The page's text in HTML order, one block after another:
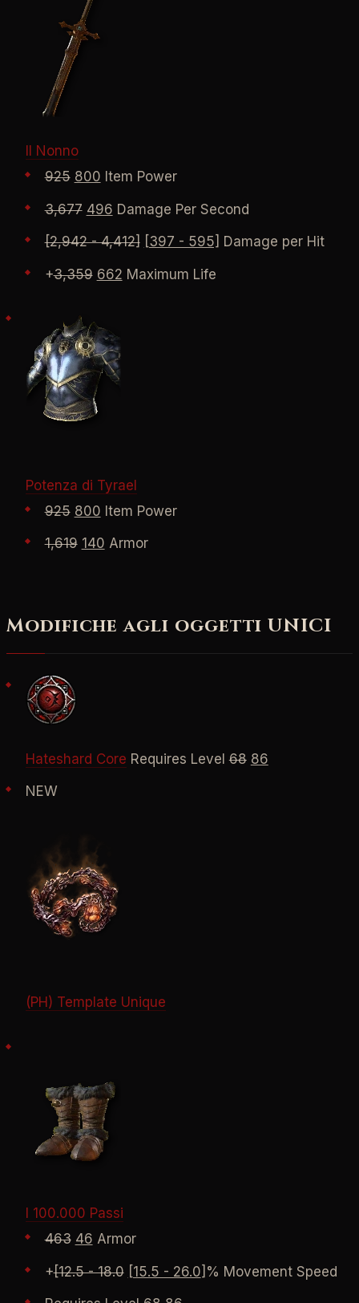
Il Nonno
925 800 Item Power
3,677 496 Damage Per Second
[2,942 - 4,412] [397 - 595] Damage per Hit
+3,359 662 Maximum Life
Potenza di Tyrael
925 800 Item Power
1,619 140 Armor
Modifiche agli oggetti UNICI
Hateshard Core Requires Level68 86
NEW
(PH) Template Unique
I 100.000 Passi
463 46 Armor
+[12.5 - 18.0 [15.5 - 26.0]% Movement Speed